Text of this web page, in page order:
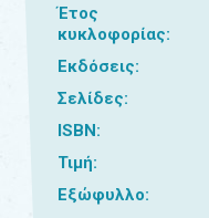
Έτος
κυκλοφορίας:
Εκδόσεις:
Σελίδες:
ISBN:
Τιμή:
Εξώφυλλο:
Για
τους:
γονείς
εκπαιδευτικούς